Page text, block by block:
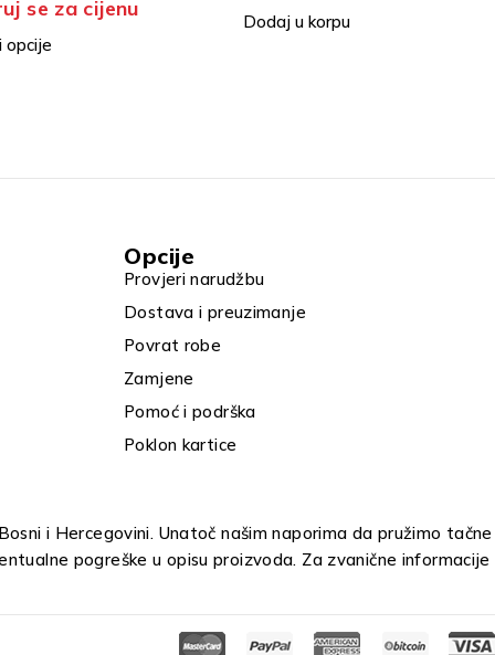
korpu
Opcije
Provjeri narudžbu
Dostava i preuzimanje
Povrat robe
Zamjene
Pomoć i podrška
Poklon kartice
i Hercegovini. Unatoč našim naporima da pružimo tačne
pogreške u opisu proizvoda. Za zvanične informacije